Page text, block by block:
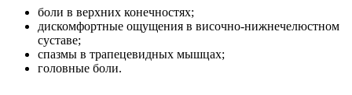
боли в верхних конечностях;
дискомфортные ощущения в височно-нижнечелюстном
суставе;
спазмы в трапецевидных мышцах;
головные боли.